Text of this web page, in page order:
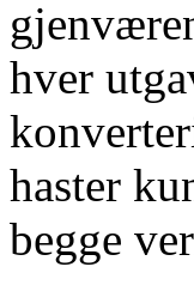
hver
haster
begge